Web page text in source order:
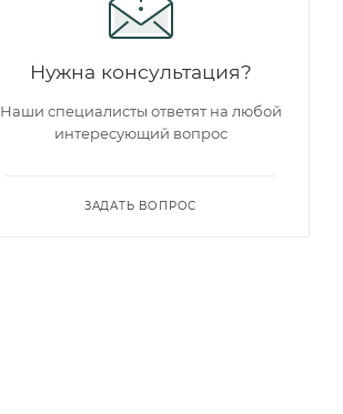
Нужна консультация?
Наши специалисты ответят на любой
интересующий вопрос
ЗАДАТЬ ВОПРОС